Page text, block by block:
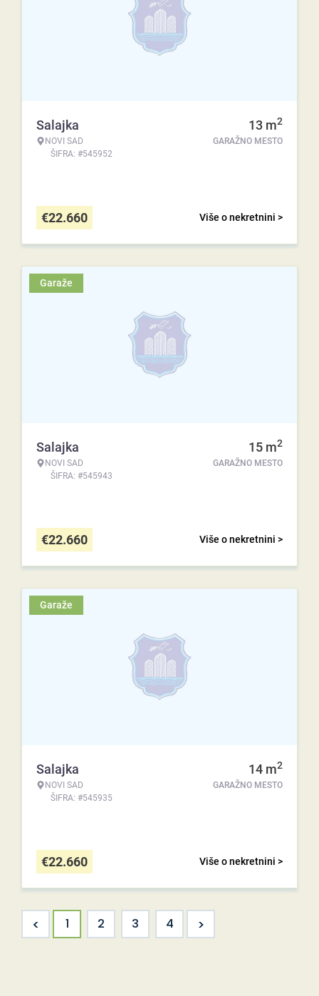
Salajka
NOVI SAD
ŠIFRA: #545952
13 m2
GARAŽNO MESTO
Više o nekretnini >
€22.660
Garaže
Salajka
NOVI SAD
ŠIFRA: #545943
15 m2
GARAŽNO MESTO
Više o nekretnini >
€22.660
Garaže
Salajka
NOVI SAD
ŠIFRA: #545935
14 m2
GARAŽNO MESTO
Više o nekretnini >
€22.660
< 1 2 3 4 >